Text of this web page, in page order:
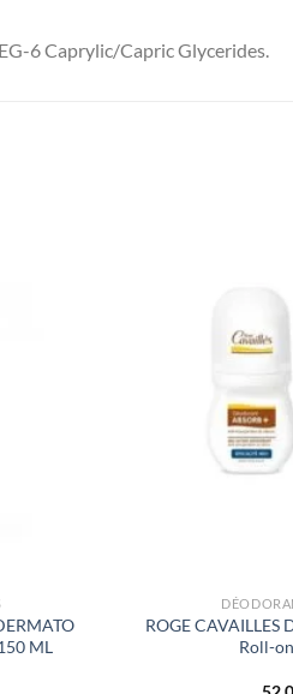
6 Caprylic/Capric Glycerides.
ML
ROGE CAVAILLES
Roll-